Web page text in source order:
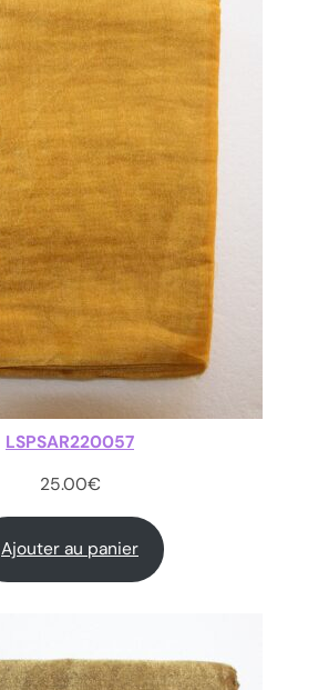
LSPSAR220057
25.00€
Ajouter au panier